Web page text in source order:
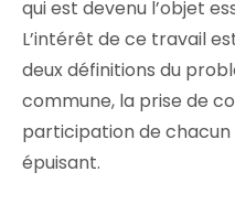
qui est devenu l’objet
L’intérêt de ce travail
deux définitions du
commune, la prise de
participation de chacun
épuisant.